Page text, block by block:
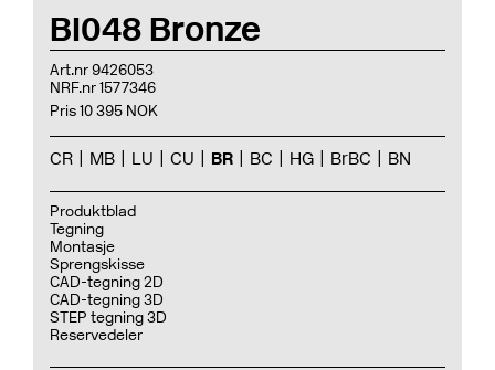
BI048 Bronze
Art.nr 9426053
NRF.nr 1577346
Pris 10 395 NOK
CR MB LU CU BR BC HG BrBC BN
Produktblad
Tegning
Montasje
Sprengskisse
CAD-tegning 2D
CAD-tegning 3D
STEP tegning 3D
Reservedeler